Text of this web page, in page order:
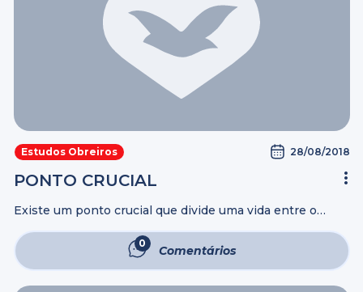
Estudos Obreiros 28/08/2018
PONTO CRUCIAL
Existe um ponto crucial que divide uma vida entre o
0 Comentários